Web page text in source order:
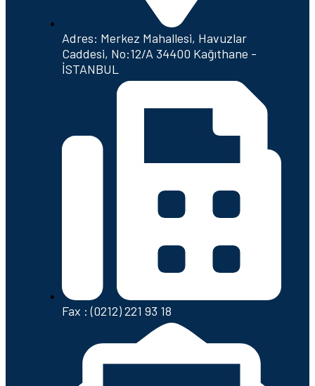
Adres: Merkez Mahallesi, Havuzlar
Caddesi, No:12/A 34400 Kağıthane -
İSTANBUL
Fax : (0212) 221 93 18